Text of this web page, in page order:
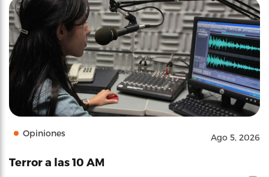
Opiniones Ago 5, 2026
Terror a las 10 AM